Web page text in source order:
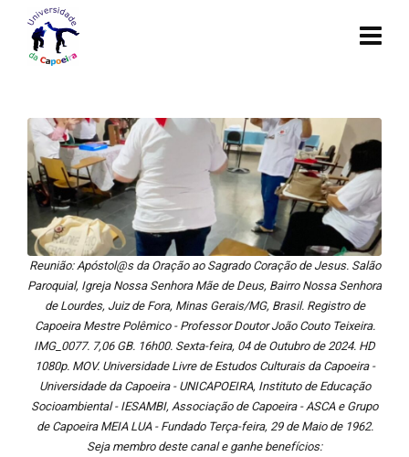
Reunião: Apóstol@s da Oração ao Sagrado Coração de Jesus. Salão
Paroquial, Igreja Nossa Senhora Mãe de Deus, Bairro Nossa Senhora
de Lourdes, Juiz de Fora, Minas Gerais/MG, Brasil. Registro de
Capoeira Mestre Polêmico - Professor Doutor João Couto Teixeira.
IMG_0077. 7,06 GB. 16h00. Sexta-feira, 04 de Outubro de 2024. HD
1080p. MOV. Universidade Livre de Estudos Culturais da Capoeira -
Universidade da Capoeira - UNICAPOEIRA, Instituto de Educação
Socioambiental - IESAMBI, Associação de Capoeira - ASCA e Grupo
de Capoeira MEIA LUA - Fundado Terça-feira, 29 de Maio de 1962.
Seja membro deste canal e ganhe benefícios: